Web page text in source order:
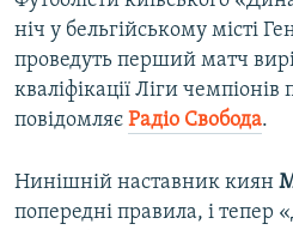
Усі сайти RFE/RL
ніч у бельгійському місті
проведуть перший матч
кваліфікації Ліги
повідомляє Радіо Свобода.
Нинішній наставник киян
попередні правила, і тепер